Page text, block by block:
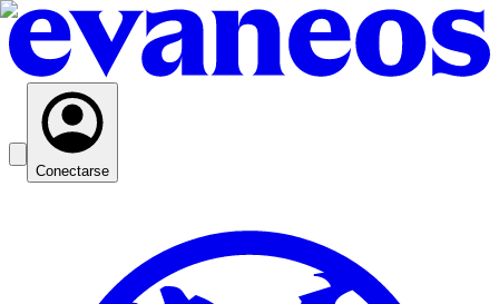
Conectarse